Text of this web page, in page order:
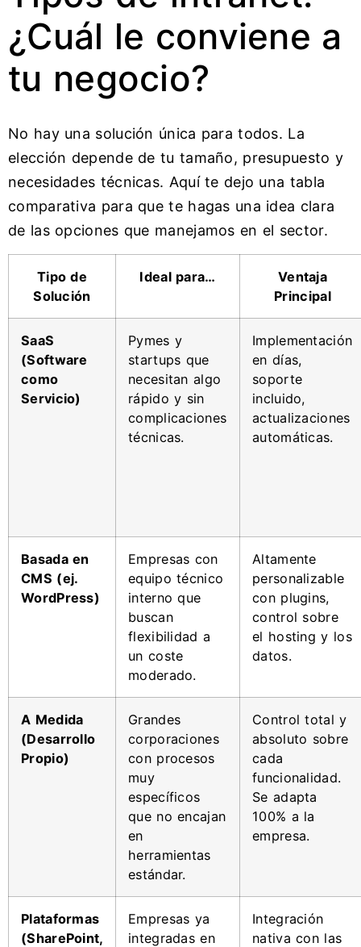
¿Cuál le conviene a
tu negocio?
No hay una solución única para todos. La
elección depende de tu tamaño, presupuesto y
necesidades técnicas. Aquí te dejo una tabla
comparativa para que te hagas una idea clara
de las opciones que manejamos en el sector.
Tipo de
Solución
Ideal para…
Ventaja
Principal
SaaS
(Software
como
Servicio)
Pymes y
startups que
necesitan algo
rápido y sin
complicaciones
técnicas.
Implementación
en días,
soporte
incluido,
actualizaciones
automáticas.
Basada en
CMS (ej.
WordPress)
Empresas con
equipo técnico
interno que
buscan
flexibilidad a
un coste
moderado.
Altamente
personalizable
con plugins,
control sobre
el hosting y los
datos.
A Medida
(Desarrollo
Propio)
Grandes
corporaciones
con procesos
muy
específicos
que no encajan
en
herramientas
estándar.
Control total y
absoluto sobre
cada
funcionalidad.
Se adapta
100% a la
empresa.
Plataformas
(SharePoint,
Empresas ya
integradas en
Integración
nativa con las